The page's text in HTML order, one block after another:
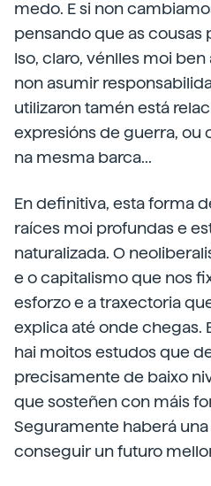
medo. E si non
pensando que as cousas
Iso, claro, vénlles moi
non asumir
utilizaron tamén está
expresións de guerra, ou
na mesma barca...
En definitiva, esta forma
raíces moi profundas e
naturalizada. O
e o capitalismo que nos
esforzo e a traxectoria
explica até onde chegas.
hai moitos estudos que
precisamente de baixo
que sosteñen con máis
Seguramente haberá
conseguir un futuro